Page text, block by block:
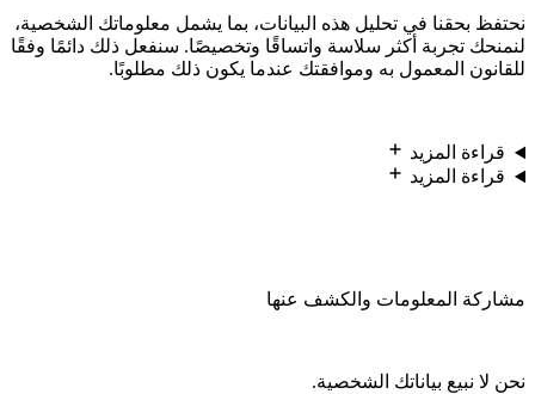
نحتفظ بحقنا في تحليل هذه البيانات، بما يشمل معلوماتك الشخصية،
لنمنحك تجربة أكثر سلاسة واتساقًا وتخصيصًا. سنفعل ذلك دائمًا وفقًا
للقانون المعمول به وموافقتك عندما يكون ذلك مطلوبًا.
قراءة المزيد
قراءة المزيد
مشاركة المعلومات والكشف عنها
نحن لا نبيع بياناتك الشخصية.